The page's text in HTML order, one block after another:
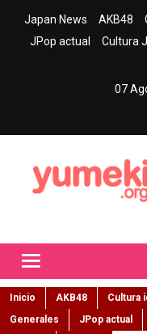
Japan News AKB48
JPop actual
Cultura
07
Inicio AKB48 Cultura
Generales
JPop actual